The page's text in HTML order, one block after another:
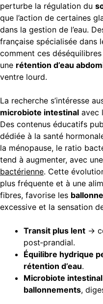
perturbe la régulation du
que l’action de certaines
dans la gestion de l’eau.
française spécialisée dans
comment ces
une rétention d’eau
ventre lourd.
La recherche s’intéresse
microbiote intestinal avec
Des contenus éducatifs
dédiée à la santé
la ménopause, le ratio
tend à augmenter, avec une
bactérienne. Cette
plus fréquente et à une
fibres, favorise les
excessive et la sensation
Transit plus lent →
post‑prandial.
Équilibre hydrique
rétention d’eau.
Microbiote intestinal
ballonnements,